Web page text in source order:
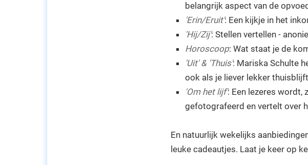
belangrijk aspect van de
'Erin/Eruit': Een kijkje in het
'Hij/Zij': Stellen vertellen -
Horoscoop: Wat staat je de
'Uit' & 'Thuis': Mariska Schulte
ook als je liever lekker
'Om het lijf': Een lezeres wordt,
gefotografeerd en vertelt over
En natuurlijk wekelijks
leuke cadeautjes. Laat je keer op